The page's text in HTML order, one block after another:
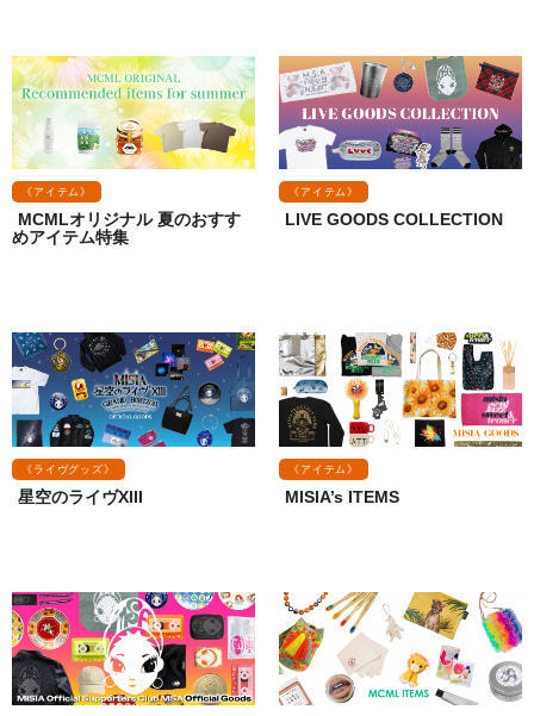
《アイテム》
MCMLオリジナル 夏のおすす
めアイテム特集
《アイテム》
LIVE GOODS COLLECTION
《ライヴグッズ》
星空のライヴXIII
《アイテム》
MISIA’s ITEMS